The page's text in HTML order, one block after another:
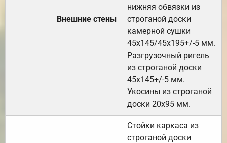
Внешние стены
нижняя обвязки из
строганой доски
камерной сушки
45х145/45х195+/-5 мм.
Разгрузочный ригель
из строганой доски
45х145+/-5 мм.
Укосины из строганой
доски 20х95 мм.
Стойки каркаса из
строганой доски